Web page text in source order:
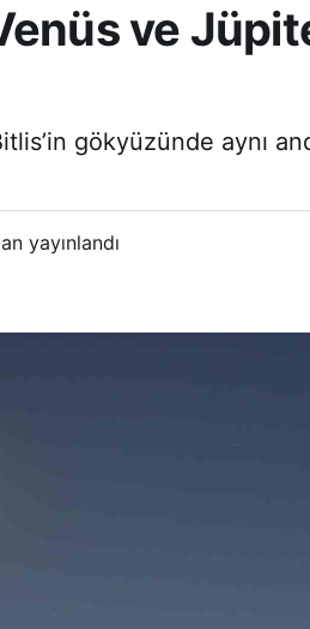
ve
gökyüzünde aynı
yayınlandı